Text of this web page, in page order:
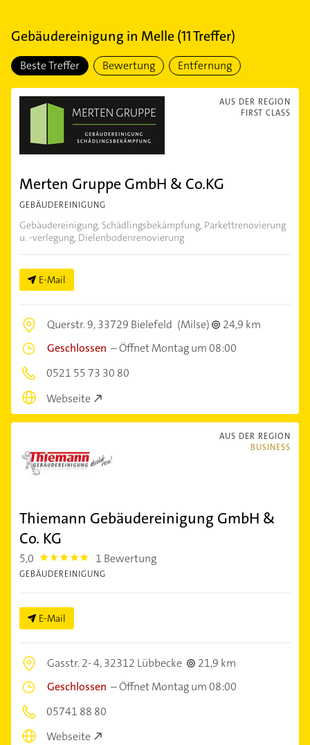
Gebäudereinigung in Melle(11Treffer)
Beste Treffer Bewertung Entfernung
AUS DER REGION
FIRST CLASS
Merten Gruppe GmbH & Co.KG
GEBÄUDEREINIGUNG
Gebäudereinigung, Schädlingsbekämpfung, Parkettrenovierung
u. -verlegung, Dielenbodenrenovierung
E-Mail
Querstr. 9,33729 Bielefeld (Milse)
24,9 km
Geschlossen –Öffnet Montag um 08:00
0521 55 73 30 80
Webseite
AUS DER REGION
BUSINESS
Thiemann Gebäudereinigung GmbH &
Co. KG
5,0 5.0 1 Bewertung
GEBÄUDEREINIGUNG
E-Mail
Gasstr. 2- 4,32312 Lübbecke
21,9 km
Geschlossen –Öffnet Montag um 08:00
05741 88 80
Webseite